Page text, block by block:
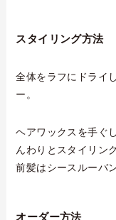
スタイリング方法
全体をラフにドライ
ー。
ヘアワックスを手ぐ
んわりとスタイリング
前髪はシースルーバ
オーダー方法